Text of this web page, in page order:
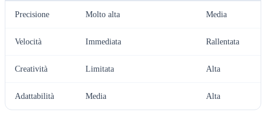
Precisione Molto alta Media
Velocità Immediata Rallentata
Creatività Limitata Alta
Adattabilità Media Alta